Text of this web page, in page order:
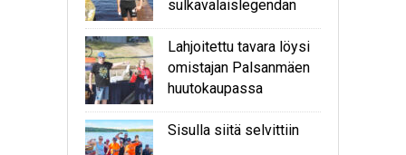
sulkavalaislegendan
Lahjoitettu tavara löysi
omistajan Palsanmäen
huutokaupassa
Sisulla siitä selvittiin